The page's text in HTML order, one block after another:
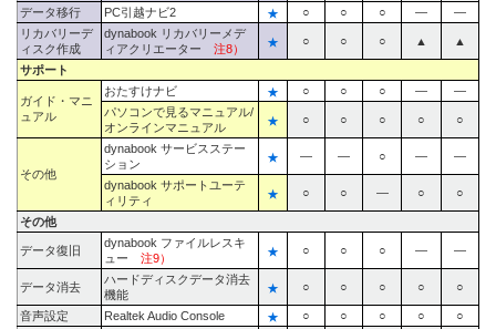
データ移行 PC引越ナビ2 ★ ○ ○ ○ ―
―
リカバリーデ
ィスク作成
dynabook リカバリーメデ
ィアクリエーター 注8）
★ ○ ○ ○ ▲ ▲
サポート
ガイド・マニ
ュアル
おたすけナビ ★ ○ ○ ○ ―
―
パソコンで見るマニュアル/
オンラインマニュアル
★ ○ ○ ○ ○ ○
その他
dynabook サービスステー
ション
★ ― ― ○ ― ―
dynabook サポートユーテ
ィリティ
★ ○ ○ ― ○ ○
その他
データ復旧
dynabook ファイルレスキ
ュー 注9）
★ ○ ○ ○ ― ―
データ消去
ハードディスクデータ消去
機能
★ ○ ○ ○ ○ ○
音声設定 Realtek Audio Console ★ ○ ○ ○ ○ ○